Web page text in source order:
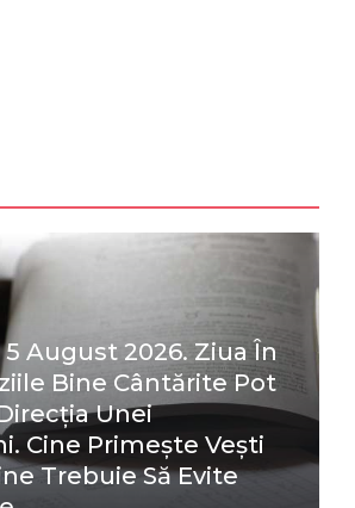
August 2026. Ziua În
Bine Cântărite Pot
Unei
Cine Primește Vești
Trebuie Să Evite